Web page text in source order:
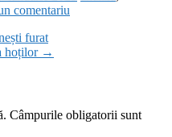
comentariu
furat
hoților →
Câmpurile obligatorii sunt